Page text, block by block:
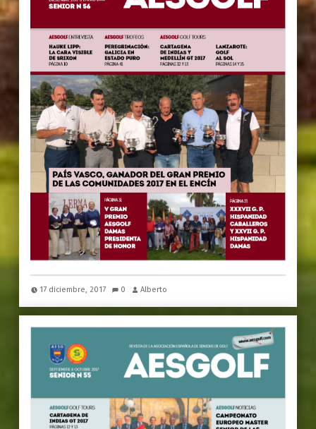
17 diciembre, 2017 0 Alberto